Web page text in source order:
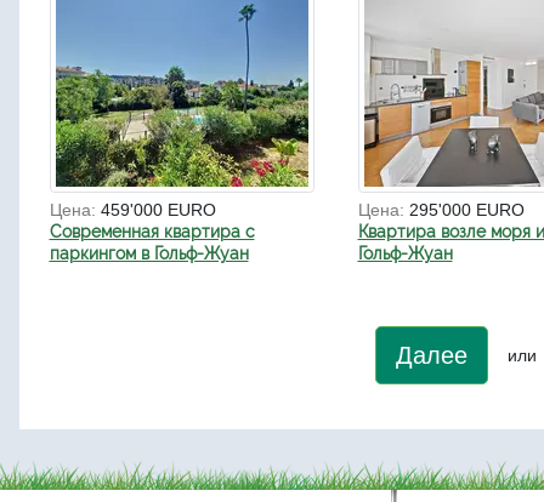
Цена: 459'000 EURO
Современная квартира с
паркингом в Гольф-Жуан
Цена: 295'000 EURO
Квартира возле моря
Гольф-Жуан
Далее или